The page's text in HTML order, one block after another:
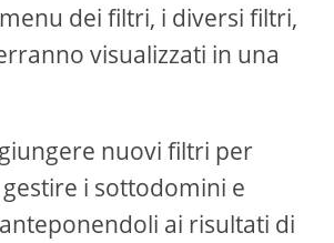
dei filtri, i diversi filtri,
visualizzati in una
nuovi filtri per
i sottodomini e
ai risultati di